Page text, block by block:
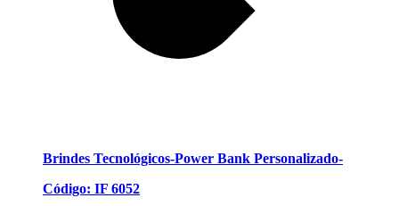
Brindes Tecnológicos-Power Bank Personalizado-
Código: IF 6052